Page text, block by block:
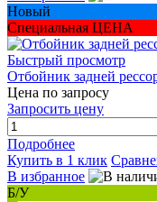
Новый
Специальная ЦЕНА
Быстрый просмотр
Отбойник задней
Цена по запросу
Запросить цену
Подробнее
Купить в 1 клик
В избранное
Б/У